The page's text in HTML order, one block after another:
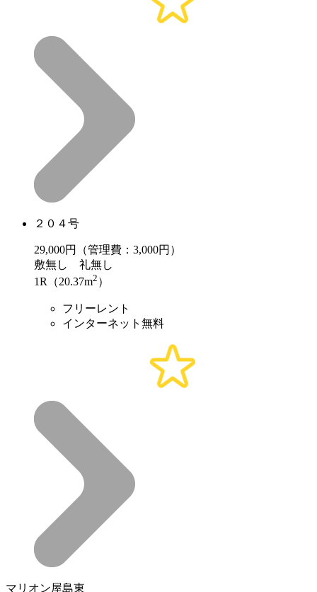
２０４号
29,000円（管理費：3,000円）
敷無し 礼無し
1R（20.37m2 ）
フリーレント
インターネット無料
マリオン屋島東